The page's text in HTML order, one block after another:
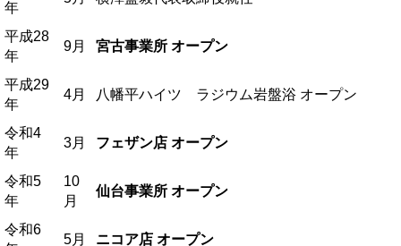
年
平成28
年
9月 宮古事業所 オープン
平成29
年
4月 八幡平ハイツ ラジウム岩盤浴 オープン
令和4
年
3月 フェザン店 オープン
令和5
年
10
月
仙台事業所 オープン
令和6
5月 ニコア店 オープン